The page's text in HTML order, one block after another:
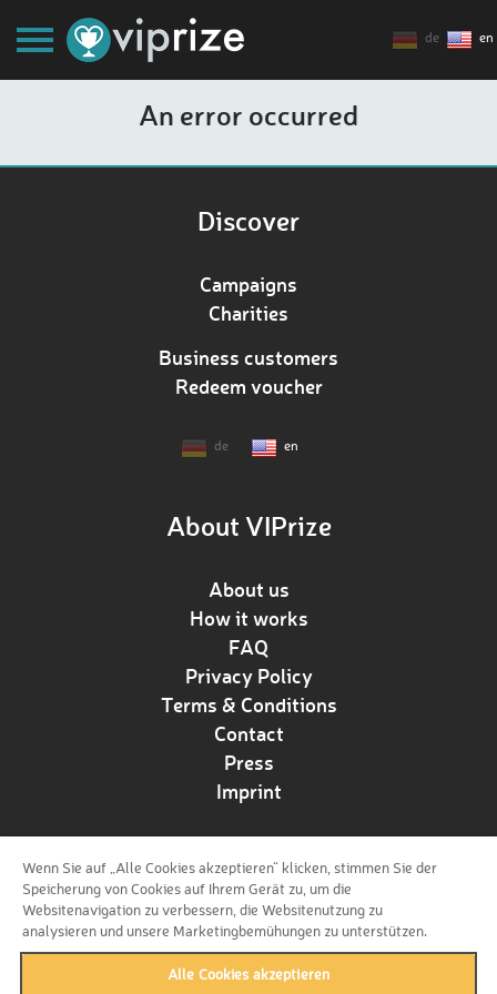
de en
An error occurred
Discover
Campaigns
Charities
Business customers
Redeem voucher
de en
About VIPrize
About us
How it works
FAQ
Privacy Policy
Terms & Conditions
Contact
Press
Imprint
Follow us!
Wenn Sie auf „Alle Cookies akzeptieren“ klicken, stimmen Sie der
Speicherung von Cookies auf Ihrem Gerät zu, um die
Websitenavigation zu verbessern, die Websitenutzung zu
analysieren und unsere Marketingbemühungen zu unterstützen.
Alle Cookies akzeptieren